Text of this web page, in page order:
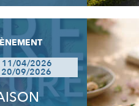
11/04/2026
20/09/2026